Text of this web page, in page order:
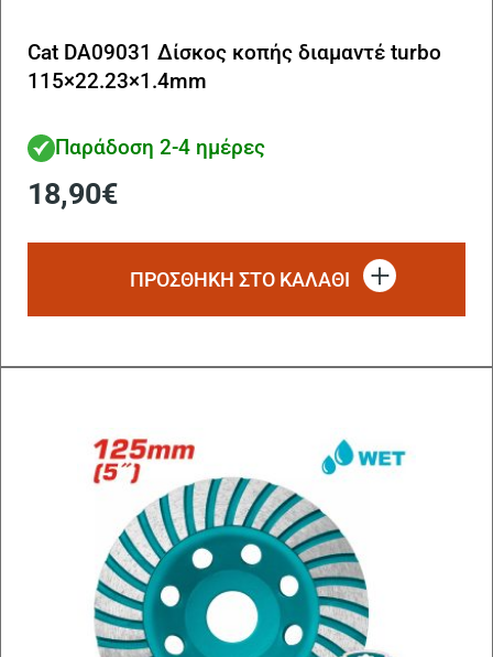
Cat DA09031 Δίσκος κοπής διαμαντέ turbo
115×22.23×1.4mm
Παράδοση 2-4 ημέρες
18,90€
ΠΡΟΣΘΗΚΗ ΣΤΟ ΚΑΛΑΘΙ